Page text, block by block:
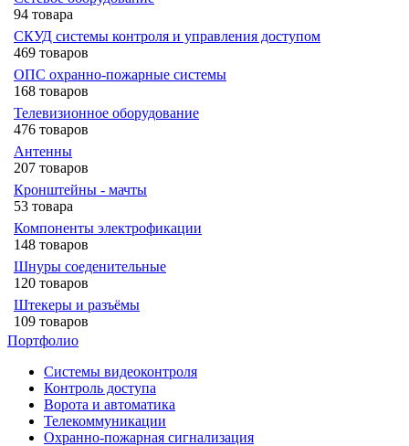
94 товара
СКУД системы контроля и управления доступом
469 товаров
ОПС охранно-пожарные системы
168 товаров
Телевизионное оборудование
476 товаров
Антенны
207 товаров
Кронштейны - мачты
53 товара
Компоненты электрофикации
148 товаров
Шнуры соеденительные
120 товаров
Штекеры и разъёмы
109 товаров
Портфолио
Системы видеоконтроля
Контроль доступа
Ворота и автоматика
Телекоммуникации
Охранно-пожарная сигнализация